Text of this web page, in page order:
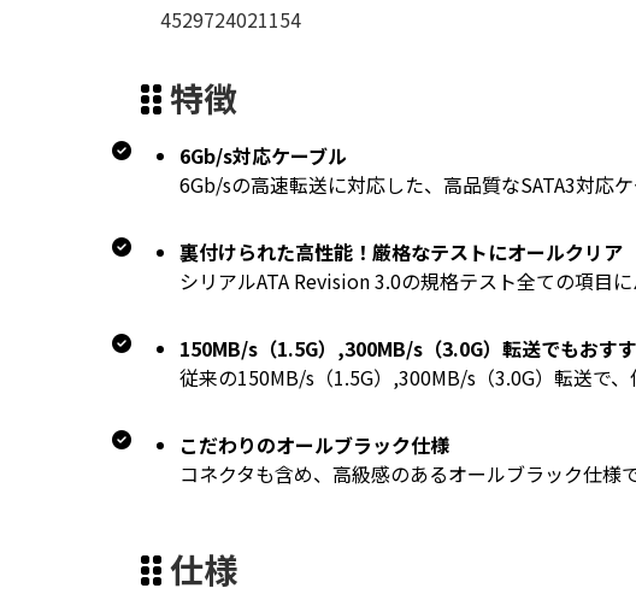
4529724021154
特徴
6Gb/s対応ケーブル
6Gb/sの高速転送に対応した、高品質なSATA3対応ケ
裏付けられた高性能！厳格なテストにオールクリア
シリアルATA Revision 3.0の規格テスト全ての項目
150MB/s（1.5G）,300MB/s（3.0G）転送でもおす
従来の150MB/s（1.5G）,300MB/s（3.0G）転送で
こだわりのオールブラック仕様
コネクタも含め、高級感のあるオールブラック仕様
仕様